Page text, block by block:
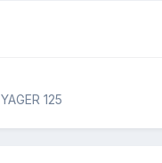
YAGER 125